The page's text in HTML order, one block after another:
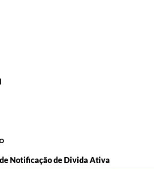
Notificação de Divida Ativa